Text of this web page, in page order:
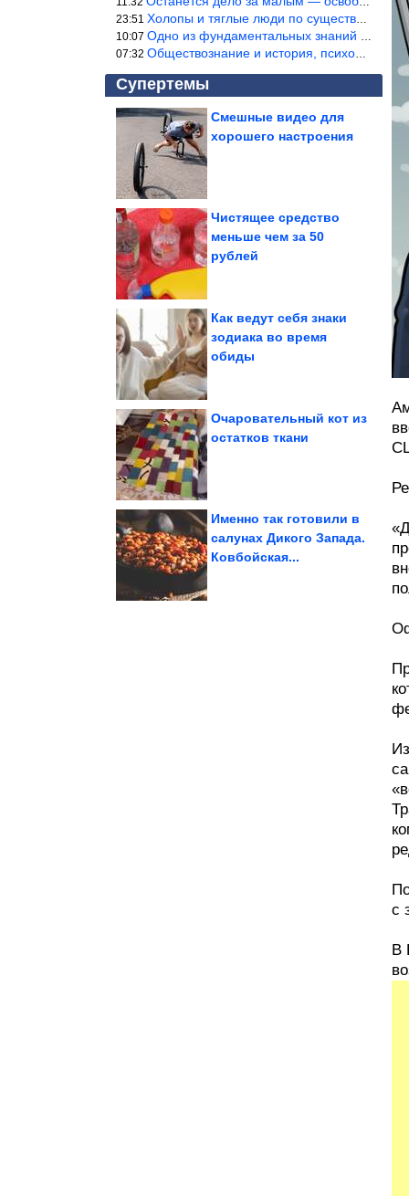
23:51 Холопы и тяглые люди по существу одно и тоже. Буржуи и холопы сн
10:07 Одно из фундаментальных знаний правды — знание оптимума производ
07:32 Обществознание и история, психология, этика и т.д. относятся к н
Супертемы
Какие продукты
Смешные видео для
хорошего настроения
Чистящее средство
меньше чем за 50
рублей
Как ведут себя знаки
зодиака во время
обиды
Изображения, которые
Очаровательный кот из
остатков ткани
превзошел сам себя
Именно так готовили в
салунах Дикого Запада.
Ковбойская...
с
В